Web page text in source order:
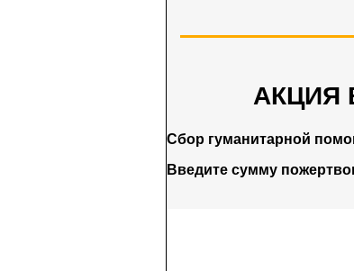
АКЦИЯ
Сбор гуманитарной
Введите сумму